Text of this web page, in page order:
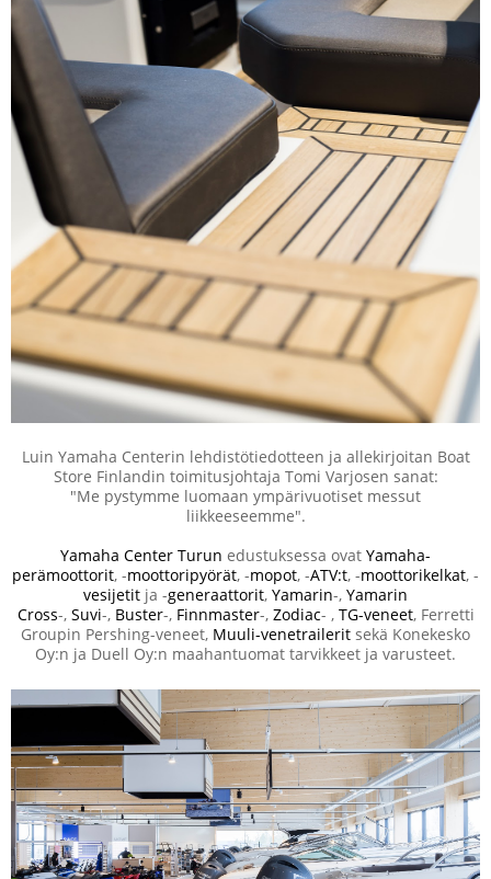
Luin Yamaha Centerin lehdistötiedotteen ja allekirjoitan Boat
Store Finlandin toimitusjohtaja Tomi Varjosen sanat:
"Me pystymme luomaan ympärivuotiset messut
liikkeeseemme".
Yamaha Center Turun edustuksessa ovat Yamaha-
perämoottorit, -moottoripyörät, -mopot, -ATV:t, -moottorikelkat, -
vesijetit ja -generaattorit, Yamarin-, Yamarin
Cross-, Suvi-, Buster-, Finnmaster-, Zodiac- , TG-veneet, Ferretti
Groupin Pershing-veneet, Muuli-venetrailerit sekä Konekesko
Oy:n ja Duell Oy:n maahantuomat tarvikkeet ja varusteet.